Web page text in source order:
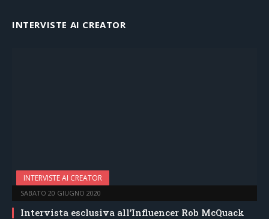
INTERVISTE AI CREATOR
INTERVISTE AI CREATOR
SABATO 20 GIUGNO 2020
Intervista esclusiva all’Influencer Rob McQuack